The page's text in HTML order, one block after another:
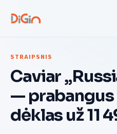
STRAIPSNIS
Caviar
— prabangus
dėklas už 11